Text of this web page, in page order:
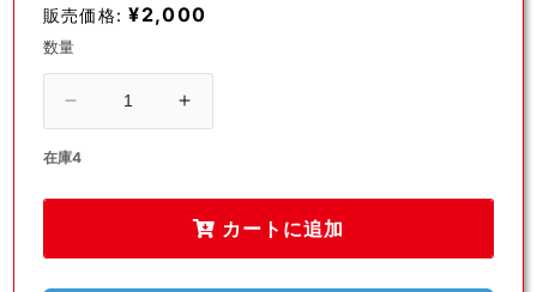
(1)
を
販売価格: ¥2,000
数量
キ
ギ
ex(SAR)
{悪}
キ
ギ
ス
ex(SAR)
{悪}
在庫4
カートに追加